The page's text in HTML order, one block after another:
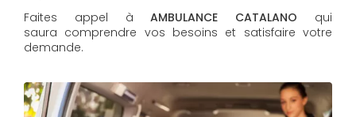
Faites appel àAMBULANCE CATALANO qui
saura comprendre vos besoins et satisfaire votre
demande.